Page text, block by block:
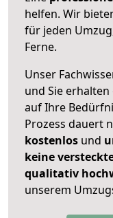
helfen. Wir
für jeden
Ferne.
Unser
und Sie
auf Ihre
Prozess dauert
kostenlos und
keine
qualitativ
unserem